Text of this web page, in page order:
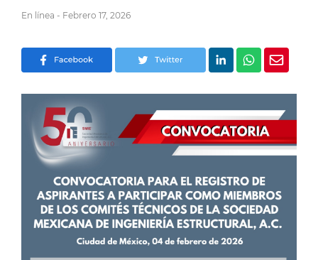
En línea - Febrero 17, 2026